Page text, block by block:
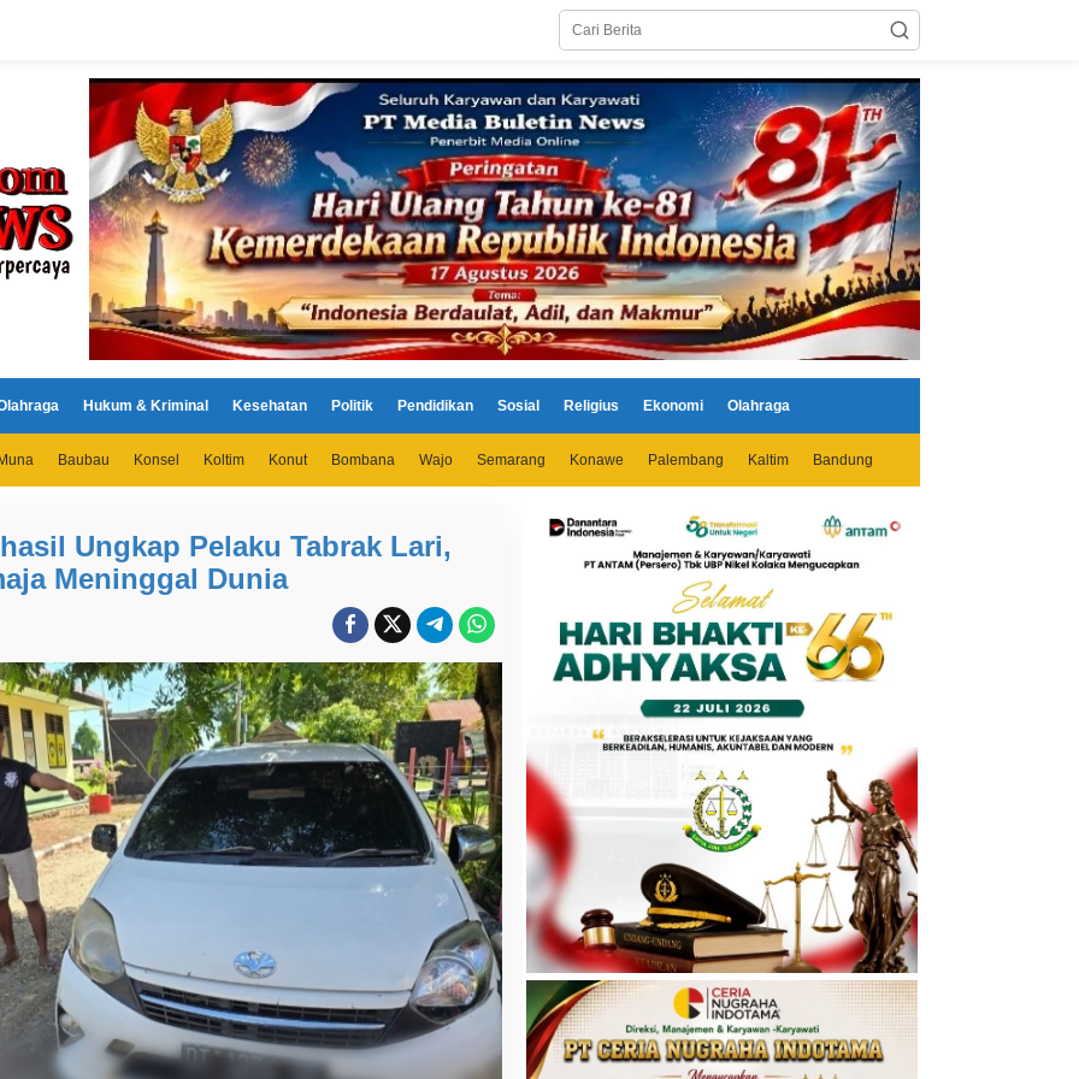
Hukum & Kriminal Kesehatan Politik Pendidikan Sosial Religius Ekonomi Olahraga
Baubau Konsel Koltim Konut Bombana Wajo Semarang Konawe Palembang Kaltim Bandung
Ungkap Pelaku Tabrak Lari,
Meninggal Dunia